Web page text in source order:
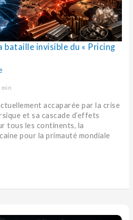
bataille invisible du « Pricing
accaparée par la crise
et sa cascade d’effets
tous les continents, la
pour la primauté mondiale